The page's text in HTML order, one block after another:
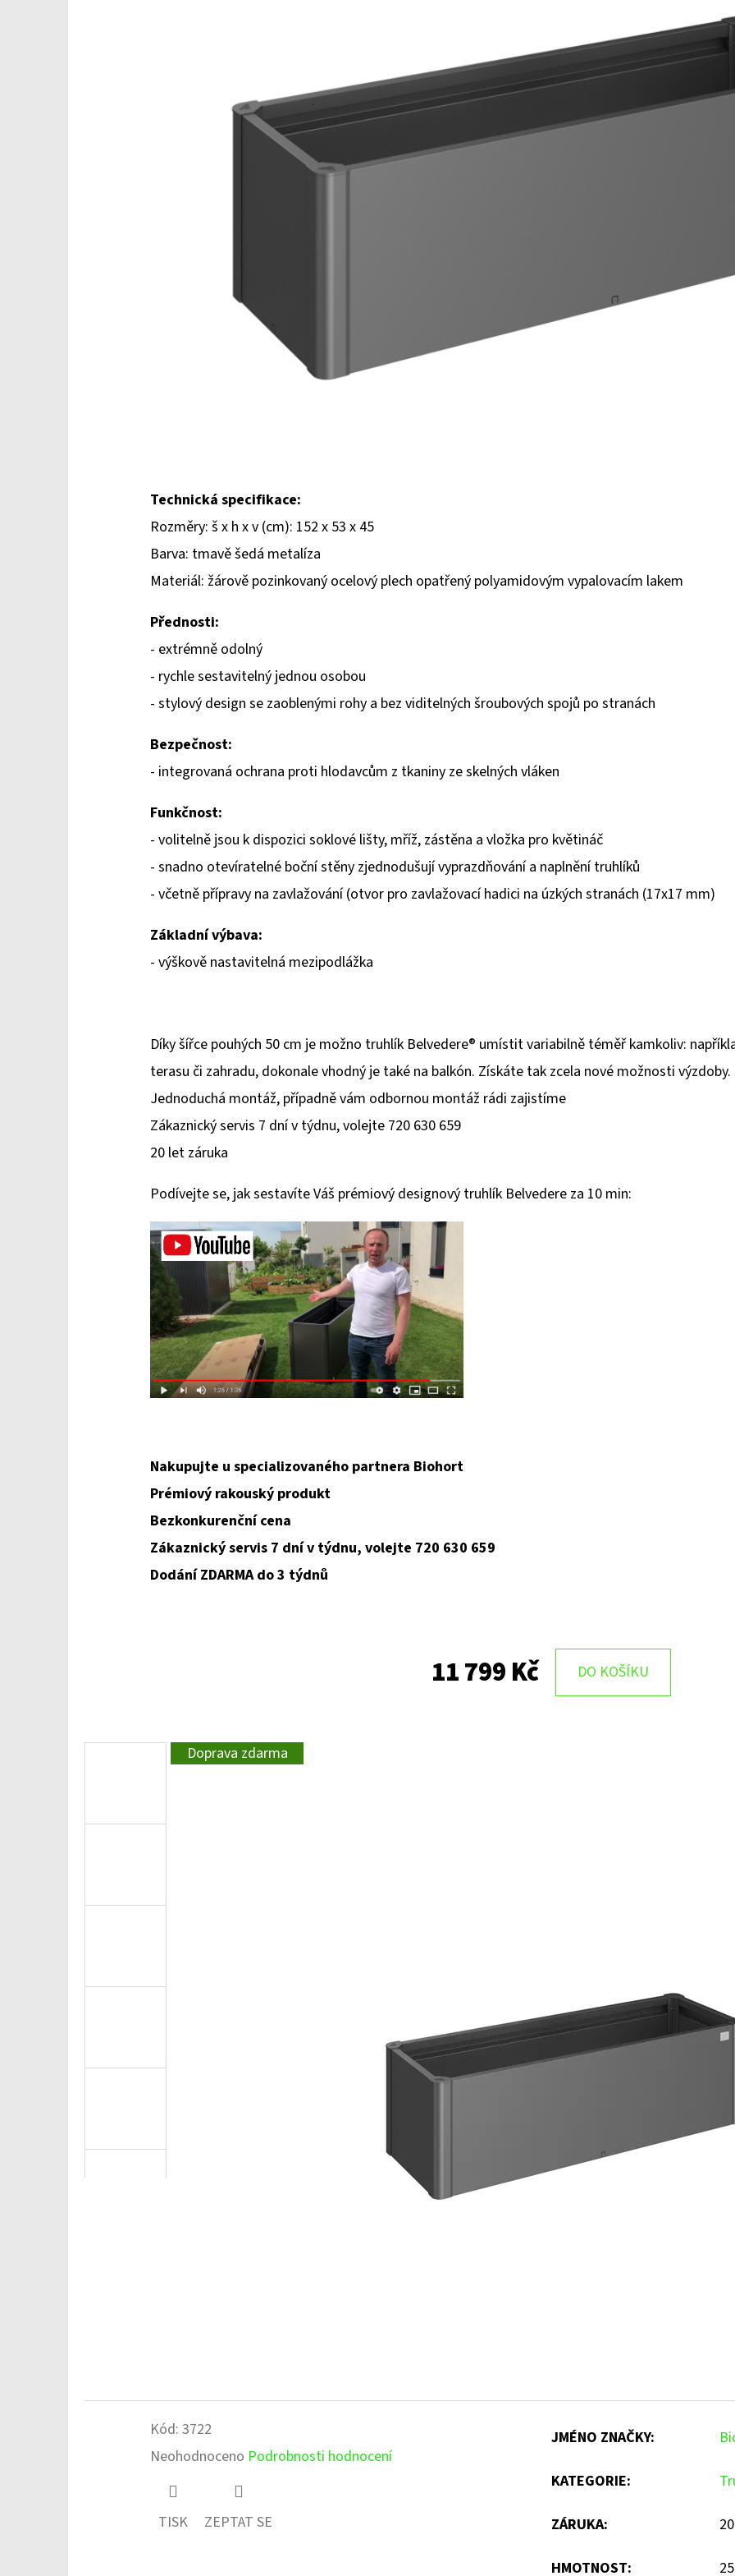
Technická specifikace:
Rozměry: š x h x v (cm): 152 x 53 x 45
Barva: tmavě šedá metalíza
Materiál: žárově pozinkovaný ocelový plech opatřený polyamidovým vypalovacím lakem
Přednosti:
- extrémně odolný
- rychle sestavitelný jednou osobou
- stylový design se zaoblenými rohy a bez viditelných šroubových spojů po stranách
Bezpečnost:
- integrovaná ochrana proti hlodavcům z tkaniny ze skelných vláken
Funkčnost:
- volitelně jsou k dispozici soklové lišty, mříž, zástěna a vložka pro květináč
- snadno otevíratelné boční stěny zjednodušují vyprazdňování a naplnění truhlíků
- včetně přípravy na zavlažování (otvor pro zavlažovací hadici na úzkých stranách (17x17 mm)
Základní výbava:
- výškově nastavitelná mezipodlážka
Díky šířce pouhých 50 cm je možno truhlík Belvedere® umístit variabilně téměř kamkoliv:
terasu či zahradu, dokonale vhodný je také na balkón. Získáte tak zcela nové možnosti výzdoby.
Jednoduchá montáž, případně vám odbornou montáž rádi zajistíme
Zákaznický servis 7 dní v týdnu, volejte 720 630 659
20 let záruka
Podívejte se, jak sestavíte Váš prémiový designový truhlík Belvedere za 10 min:
Nakupujte u specializovaného partnera Biohort
Prémiový rakouský produkt
Bezkonkurenční cena
Zákaznický servis 7 dní v týdnu, volejte 720 630 659
Dodání ZDARMA do 3 týdnů
11 799 Kč DO KOŠÍKU
Doprava zdarma
Kód: 3722
Průměrné
hodnocení
Neohodnoceno Podrobnosti hodnocení
TISK ZEPTAT SE
JMÉNO ZNAČKY:
KATEGORIE:
ZÁRUKA:
HMOTNOST: